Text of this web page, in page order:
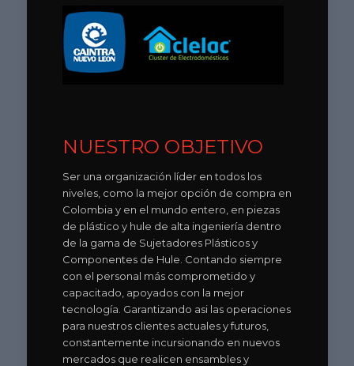
NUESTRO OBJETIVO
Ser una organización líder en todos los
niveles, como la mejor opción de compra en
Colombia y en el mundo entero, en piezas
de plástico y hule de alta ingeniería dentro
de la gama de Sujetadores Plásticos y
Componentes de Hule. Contando siempre
con el personal más comprometido y
capacitado, apoyados con la mejor
tecnología. Garantizando asi las operaciones
para nuestros clientes actuales y futuros,
constantemente incursionando en nuevos
mercados que realicen ensambles y